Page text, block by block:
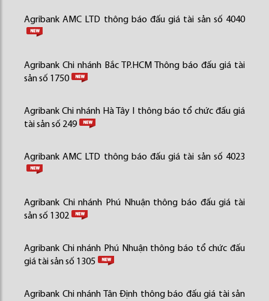
Agribank AMC LTD thông báo đấu giá tài sản số 4040
Agribank Chi nhánh Bắc TP.HCM Thông báo đấu giá tài
sản số 1750
Agribank Chi nhánh Hà Tây I thông báo tổ chức đấu giá
tài sản số 249
Agribank AMC LTD thông báo đấu giá tài sản số 4023
Agribank Chi nhánh Phú Nhuận thông báo đấu giá tài
sản số 1302
Agribank Chi nhánh Phú Nhuận thông báo tổ chức đấu
giá tài sản số 1305
Agribank Chi nhánh Tân Định thông báo đấu giá tài sản